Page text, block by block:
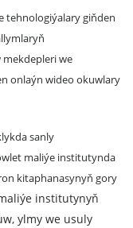
tehnologiýalary giňden
we
onlaýn wideo okuwlary
sanly
maliýe institutynda
kitaphanasynyň gory
institutynyň
ylmy we usuly